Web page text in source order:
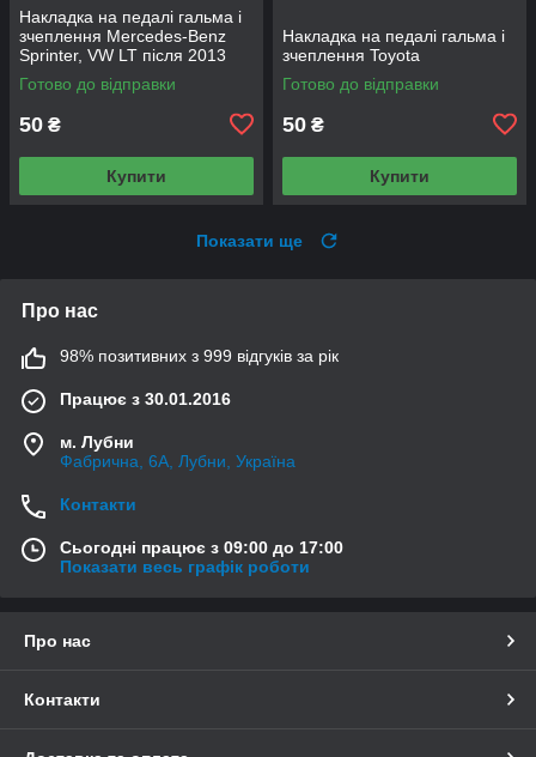
Накладка на педалі гальма і
зчеплення Mercedes-Benz
Sprinter, VW LT після 2013
року
Готово до відправки
50 ₴
Купити
Накладка на педалі гальма і
зчеплення Toyota
Готово до відправки
50 ₴
Купити
Показати ще
Про нас
98% позитивних з 999 відгуків за рік
Працює з 30.01.2016
м. Лубни
Фабрична, 6А, Лубни, Україна
Контакти
Сьогодні працює з 09:00 до 17:00
Показати весь графік роботи
Про нас
Контакти